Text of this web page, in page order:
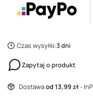
Czas wysyłki:3 dni
Zapytaj o produkt
Dostawaod 13,99 zł-